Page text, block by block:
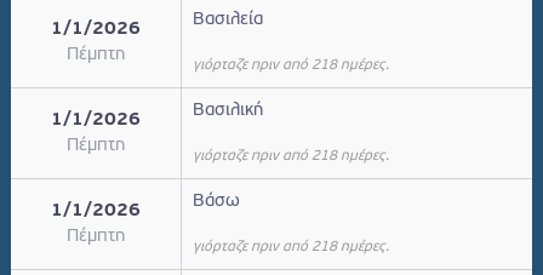
1/1/2026
Πέμπτη
Βασιλεία
γιόρταζε πριν από 218 ημέρες.
1/1/2026
Πέμπτη
Βασιλική
γιόρταζε πριν από 218 ημέρες.
1/1/2026
Πέμπτη
Βάσω
γιόρταζε πριν από 218 ημέρες.